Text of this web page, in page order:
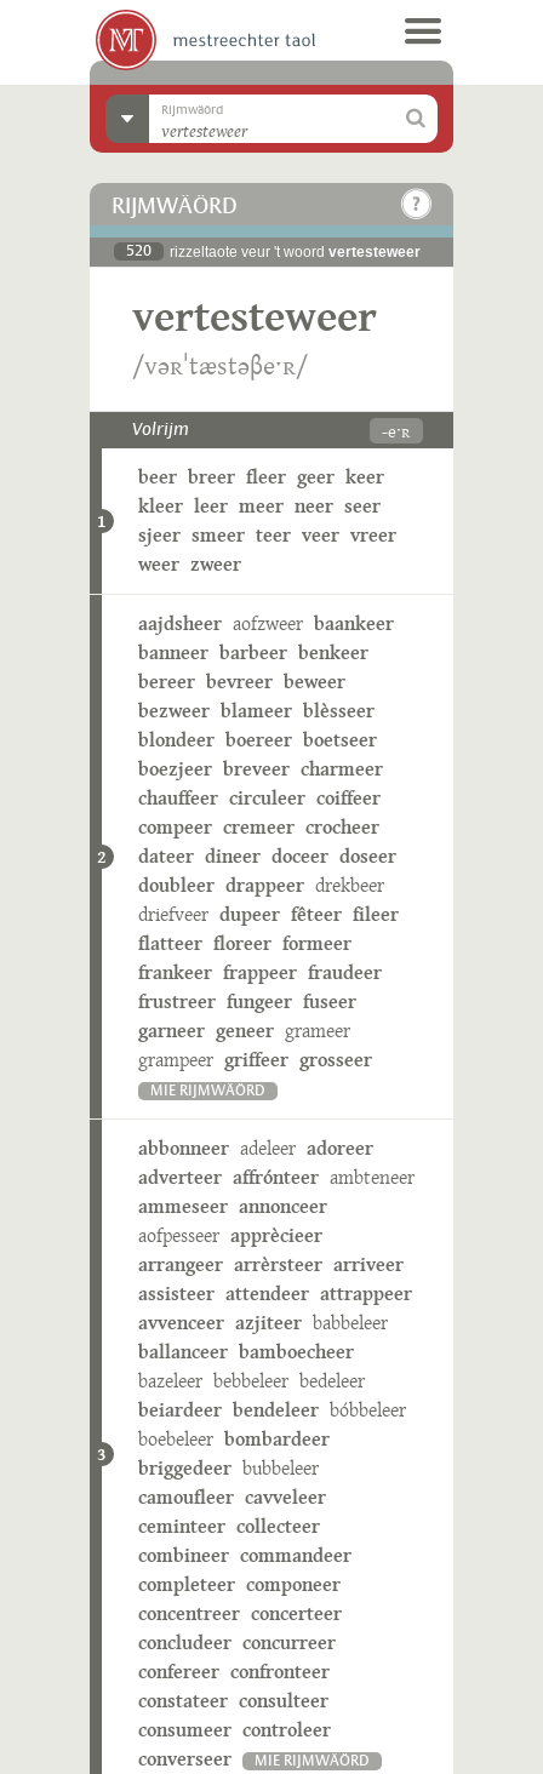
Rijmwäörd
RIJMWÄÖRD
520 rizzeltaote veur 't woord vertesteweer
vertesteweer
/vəʀˈtæstəβeˑʀ/
Volrijm -eˑʀ
1
beer breer fleer geer keer
kleer leer meer neer seer
sjeer smeer teer veer vreer
weer zweer
2
aajdsheer aofzweer baankeer
banneer barbeer benkeer
bereer bevreer beweer
bezweer blameer blèsseer
blondeer boereer boetseer
boezjeer breveer charmeer
chauffeer circuleer coiffeer
compeer cremeer crocheer
dateer dineer doceer doseer
doubleer drappeer drekbeer
driefveer dupeer fêteer fileer
flatteer floreer formeer
frankeer frappeer fraudeer
frustreer fungeer fuseer
garneer geneer grameer
grampeer griffeer grosseer
MIE RIJMWÄÖRD
3
abbonneer adeleer adoreer
adverteer affrónteer ambteneer
ammeseer annonceer
aofpesseer apprècieer
arrangeer arrèrsteer arriveer
assisteer attendeer attrappeer
avvenceer azjiteer babbeleer
ballanceer bamboecheer
bazeleer bebbeleer bedeleer
beiardeer bendeleer bóbbeleer
boebeleer bombardeer
briggedeer bubbeleer
camoufleer cavveleer
ceminteer collecteer
combineer commandeer
completeer componeer
concentreer concerteer
concludeer concurreer
confereer confronteer
constateer consulteer
consumeer controleer
converseer
MIE RIJMWÄÖRD